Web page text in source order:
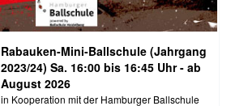
Rabauken-Mini-Ballschule (Jahrgang
2023/24) Sa. 16:00 bis 16:45 Uhr - ab
August 2026
in Kooperation mit der Hamburger Ballschule